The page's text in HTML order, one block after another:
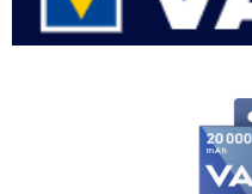
Bildergalerie überspringen